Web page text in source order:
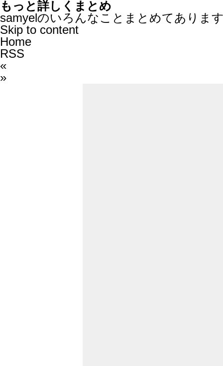
もっと詳しくまとめ
samyelのいろんなことまとめてありま
Skip to content
Home
RSS
«
»